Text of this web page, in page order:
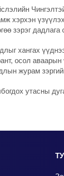
хэрхэн
зэрэг
хангах
осол
журам
утасны